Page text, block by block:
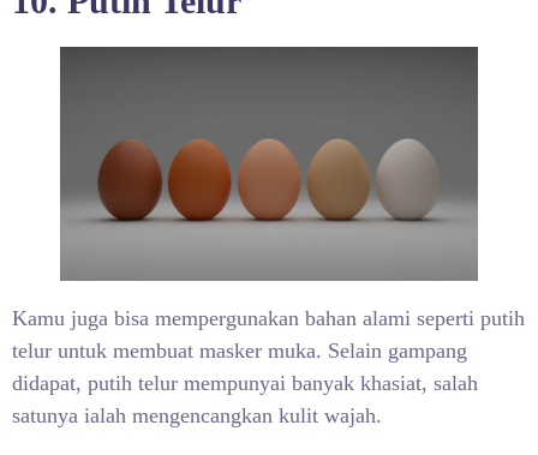
Kamu juga bisa mempergunakan bahan alami seperti putih
telur untuk membuat masker muka. Selain gampang
didapat, putih telur mempunyai banyak khasiat, salah
satunya ialah mengencangkan kulit wajah.